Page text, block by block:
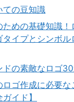
ての豆知識
ための基礎知識！
タイプとシンボル
ドの素敵なロゴ
ロゴ作成に必要な
イド】